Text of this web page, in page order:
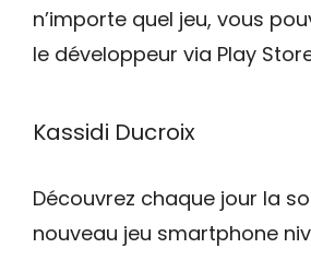
n’importe quel jeu, vous
le développeur via Play
Kassidi Ducroix
Découvrez chaque jour la
nouveau jeu smartphone